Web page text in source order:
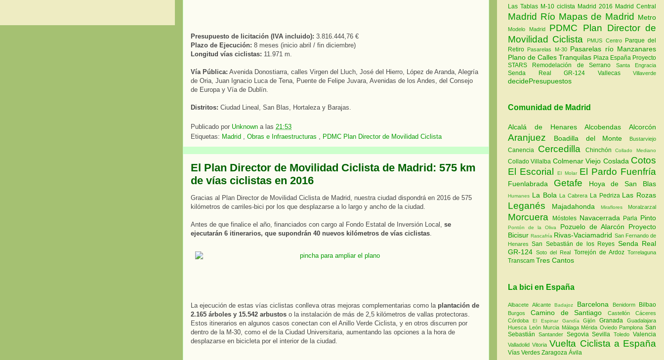
Presupuesto de licitación (IVA incluido): 3.816.444,76 €
Plazo de Ejecución: 8 meses (inicio abril / fin diciembre)
Longitud vías ciclistas: 11.971 m.
Vía Pública: Avenida Donostiarra, calles Virgen del Lluch, José del Hierro, López de Aranda, Alegría
de Oria, Juan Ignacio Luca de Tena, Puente de Felipe Juvara, Avenidas de los Andes, del Consejo
de Europa y Vía de Dublín.
Distritos: Ciudad Lineal, San Blas, Hortaleza y Barajas.
Publicado por Unknown a las 21:53
Etiquetas: Madrid Obras e Infraestructuras PDMC Plan Director de Movilidad Ciclista
El Plan Director de Movilidad Ciclista de Madrid: 575 km
de vías ciclistas en 2016
Gracias al Plan Director de Movilidad Ciclista de Madrid, nuestra ciudad dispondrá en 2016 de 575
kilómetros de carriles-bici por los que desplazarse a lo largo y ancho de la ciudad.
Antes de que finalice el año, financiados con cargo al Fondo Estatal de Inversión Local, se
ejecutarán 6 itinerarios, que supondrán 40 nuevos kilómetros de vías ciclistas
La ejecución de estas vías ciclistas conlleva otras mejoras complementarias como la plantación de
2.165 árboles y 15.542 arbustos o la instalación de más de 2,5 kilómetros de vallas protectoras.
Estos itinerarios en algunos casos conectan con el Anillo Verde Ciclista, y en otros discurren por
dentro de la M-30, como el de la Ciudad Universitaria, aumentando las opciones a la hora de
desplazarse en bicicleta por el interior de la ciudad.
Las Tablas M-10 ciclista Madrid 2016 Madrid Central
Madrid Río Mapas de Madrid Metro
Modelo Madrid PDMC Plan Director de
Movilidad Ciclista
PMUS Centro Parque del
Retiro Pasarelas M-30 Pasarelas río Manzanares
Plano de Calles Tranquilas Plaza España Proyecto
STARS Remodelación de Serrano Santa Engracia
Senda Real GR-124 Vallecas Villaverde
decidePresupuestos
Comunidad de Madrid
Alcalá de HenaresAlcobendas Alcorcón
Aranjuez Boadilla del Monte Bustarviejo
Canencia Cercedilla ChinchónCollado Mediano
Collado Villalba Colmenar Viejo Coslada Cotos
El EscorialEl Molar El Pardo Fuenfría
Fuenlabrada Getafe Hoya de San Blas
Humanes La Bola La Cabrera La Pedriza Las Rozas
Leganés Majadahonda Miraflores Moralzarzal
Morcuera Móstoles Navacerrada Parla Pinto
Pontón de la Oliva Pozuelo de Alarcón Proyecto
BicisurRascafría Rivas-Vaciamadrid San Fernando de
HenaresSan Sebastián de los Reyes Senda Real
GR-124Soto del Real Torrejón de ArdozTorrelaguna
Transcam Tres Cantos
La bici en España
AlbaceteAlicanteBadajoz Barcelona Benidorm Bilbao
Burgos Camino de SantiagoCastellónCáceres
Córdoba El Espinar GandíaGijónGranadaGuadalajara
Huesca León Murcia Málaga Mérida Oviedo PamplonaSan
Sebastián Santander SegoviaSevillaToledoValencia
ValladolidVitoria Vuelta Ciclista a España
Vías Verdes Zaragoza Ávila